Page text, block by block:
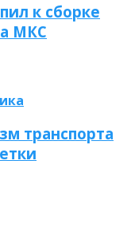
к сборке
МКС
транспорта